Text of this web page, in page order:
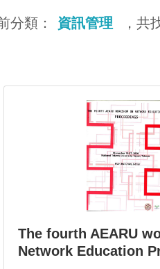
分類： 資訊管理 ，共
The fourth AEARU
Network Education